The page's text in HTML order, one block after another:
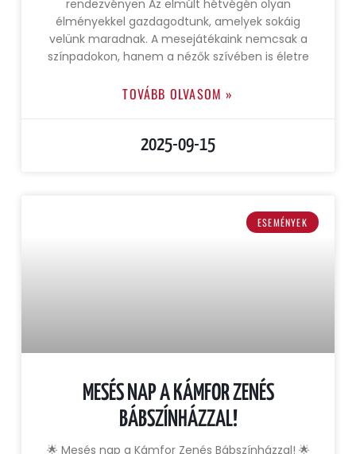
rendezvényen Az elmúlt hétvégén olyan
élményekkel gazdagodtunk, amelyek sokáig
velünk maradnak. A mesejátékaink nemcsak a
színpadokon, hanem a nézők szívében is életre
TOVÁBB OLVASOM »
2025-09-15
ESEMÉNYEK
MESÉS NAP A KÁMFOR ZENÉS
BÁBSZÍNHÁZZAL!
🌟 Mesés nap a Kámfor Zenés Bábszínházzal! 🌟